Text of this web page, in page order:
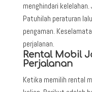
menghindari
Patuhilah peraturan
pengaman.
perjalanan.
Rental Mobil
Perjalanan
Ketika memilih rental